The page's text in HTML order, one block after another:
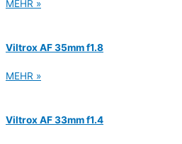
MEHR »
Viltrox AF 35mm f1.8
MEHR »
Viltrox AF 33mm f1.4